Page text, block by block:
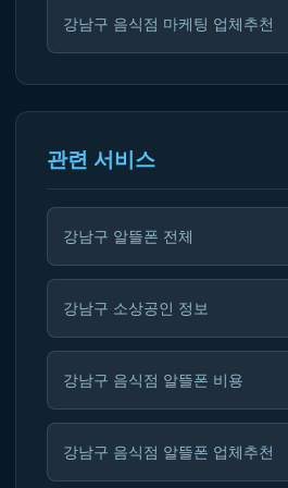
강남구 음식점 마케팅 업체추천
관련 서비스
강남구 알뜰폰 전체
강남구 소상공인 정보
강남구 음식점 알뜰폰 비용
강남구 음식점 알뜰폰 업체추천